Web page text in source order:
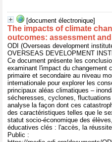
[document électronique]
The impacts of climate
outcomes: assessment
ODI (Overseas development
OVERSEAS DEVELOPMENT
Ce document présente les
examinant l'impact du changement
primaire et secondaire au niveau
internationale pour explorer les
principaux aléas climatiques –
sécheresses, cyclones,
analyse la façon dont ces
des caractéristiques telles que le
statut socio-économique des
éducatives clés : l'accès, la
Public :